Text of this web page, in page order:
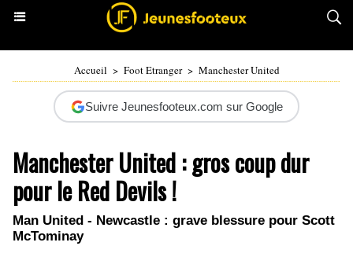
Accueil > Foot Etranger > Manchester United
Suivre Jeunesfooteux.com sur Google
Manchester United : gros coup dur
pour le Red Devils !
Man United - Newcastle : grave blessure pour Scott
McTominay